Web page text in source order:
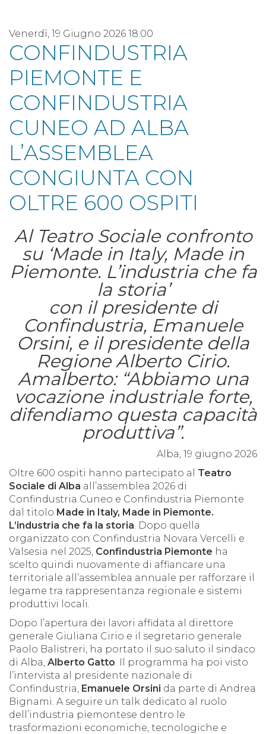
Venerdì, 19 Giugno 2026 18:00
CONFINDUSTRIA
PIEMONTE E
CONFINDUSTRIA
CUNEO AD ALBA
L’ASSEMBLEA
CONGIUNTA CON
OLTRE 600 OSPITI
Al Teatro Sociale confronto
su ‘Made in Italy, Made in
Piemonte. L’industria che fa
la storia’
con il presidente di
Confindustria, Emanuele
Orsini, e il presidente della
Regione Alberto Cirio.
Amalberto: “Abbiamo una
vocazione industriale forte,
difendiamo questa capacità
produttiva”.
Alba, 19 giugno 2026
Oltre 600 ospiti hanno partecipato al Teatro
Sociale di Alba all’assemblea 2026 di
Confindustria Cuneo e Confindustria Piemonte
dal titolo Made in Italy, Made in Piemonte.
L’industria che fa la storia. Dopo quella
organizzato con Confindustria Novara Vercelli e
Valsesia nel 2025, Confindustria Piemonte ha
scelto quindi nuovamente di affiancare una
territoriale all’assemblea annuale per rafforzare il
legame tra rappresentanza regionale e sistemi
produttivi locali.
Dopo l’apertura dei lavori affidata al direttore
generale Giuliana Cirio e il segretario generale
Paolo Balistreri, ha portato il suo saluto il sindaco
di Alba, Alberto Gatto. Il programma ha poi visto
l’intervista al presidente nazionale di
Confindustria, Emanuele Orsini da parte di Andrea
Bignami. A seguire un talk dedicato al ruolo
dell’industria piemontese dentro le
trasformazioni economiche, tecnologiche e